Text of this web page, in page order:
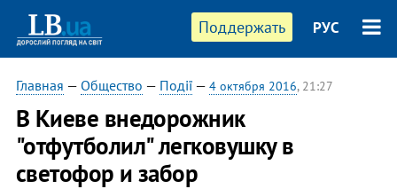
Поддержать РУС
Главная — Общество — Події— 4 октября 2016, 21:27
В Киеве внедорожник
"отфутболил" легковушку в
светофор и забор